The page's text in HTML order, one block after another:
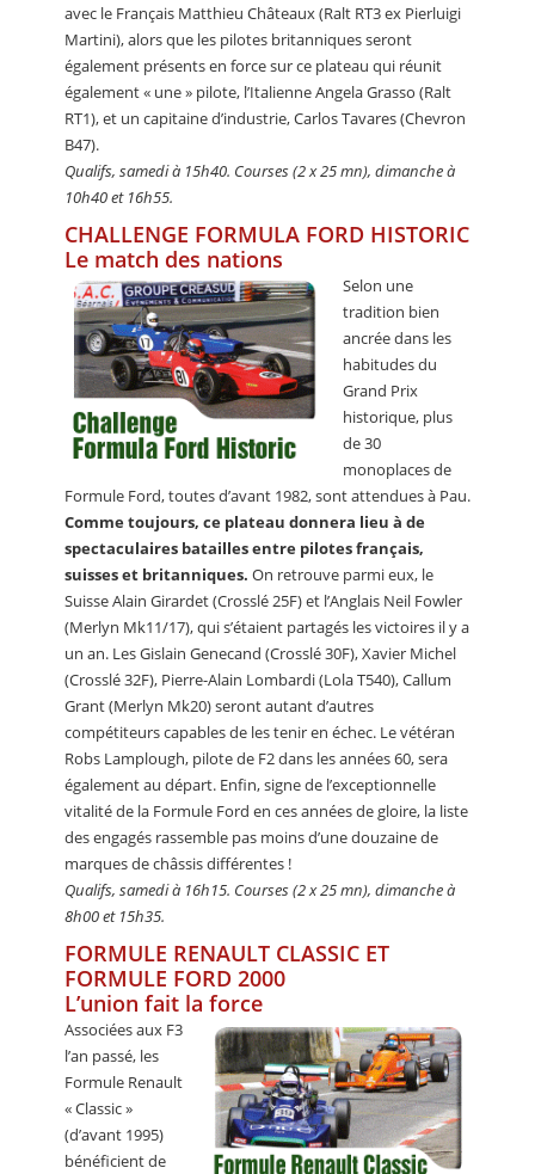
avec le Français Matthieu Châteaux (Ralt RT3 ex Pierluigi
Martini), alors que les pilotes britanniques seront
également présents en force sur ce plateau qui réunit
également « une » pilote, l’Italienne Angela Grasso (Ralt
RT1), et un capitaine d’industrie, Carlos Tavares (Chevron
B47).
Qualifs, samedi à 15h40. Courses (2 x 25 mn), dimanche à
10h40 et 16h55.
CHALLENGE FORMULA FORD HISTORIC
Le match des nations
Selon une
tradition bien
ancrée dans les
habitudes du
Grand Prix
historique, plus
de 30
monoplaces de
Formule Ford, toutes d’avant 1982, sont attendues à Pau.
Comme toujours, ce plateau donnera lieu à de
spectaculaires batailles entre pilotes français,
suisses et britanniques. On retrouve parmi eux, le
Suisse Alain Girardet (Crosslé 25F) et l’Anglais Neil Fowler
(Merlyn Mk11/17), qui s’étaient partagés les victoires il y a
un an. Les Gislain Genecand (Crosslé 30F), Xavier Michel
(Crosslé 32F), Pierre-Alain Lombardi (Lola T540), Callum
Grant (Merlyn Mk20) seront autant d’autres
compétiteurs capables de les tenir en échec. Le vétéran
Robs Lamplough, pilote de F2 dans les années 60, sera
également au départ. Enfin, signe de l’exceptionnelle
vitalité de la Formule Ford en ces années de gloire, la liste
des engagés rassemble pas moins d’une douzaine de
marques de châssis différentes !
Qualifs, samedi à 16h15. Courses (2 x 25 mn), dimanche à
8h00 et 15h35.
FORMULE RENAULT CLASSIC ET
FORMULE FORD 2000
L’union fait la force
Associées aux F3
l’an passé, les
Formule Renault
« Classic »
(d’avant 1995)
bénéficient de